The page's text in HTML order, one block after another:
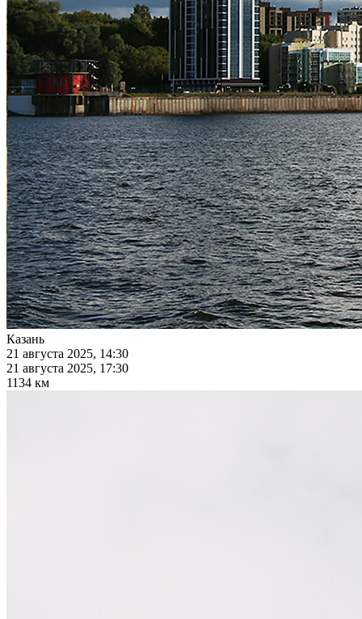
Казань
21 августа 2025, 14:30
21 августа 2025, 17:30
1134 км